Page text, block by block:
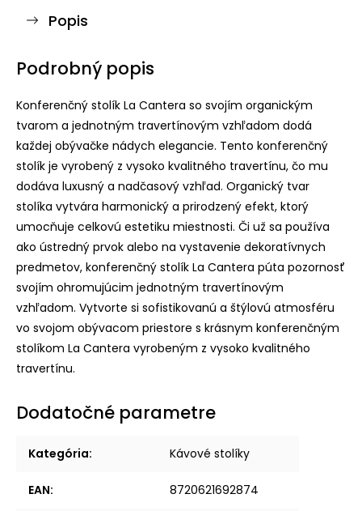
Popis
Podrobný popis
Konferenčný stolík La Cantera so svojím organickým
tvarom a jednotným travertínovým vzhľadom dodá
každej obývačke nádych elegancie. Tento konferenčný
stolík je vyrobený z vysoko kvalitného travertínu, čo mu
dodáva luxusný a nadčasový vzhľad. Organický tvar
stolíka vytvára harmonický a prirodzený efekt, ktorý
umocňuje celkovú estetiku miestnosti. Či už sa používa
ako ústredný prvok alebo na vystavenie dekoratívnych
predmetov, konferenčný stolík La Cantera púta pozornosť
svojím ohromujúcim jednotným travertínovým
vzhľadom. Vytvorte si sofistikovanú a štýlovú atmosféru
vo svojom obývacom priestore s krásnym konferenčným
stolíkom La Cantera vyrobeným z vysoko kvalitného
travertínu.
Dodatočné parametre
Kategória: Kávové stolíky
EAN: 8720621692874